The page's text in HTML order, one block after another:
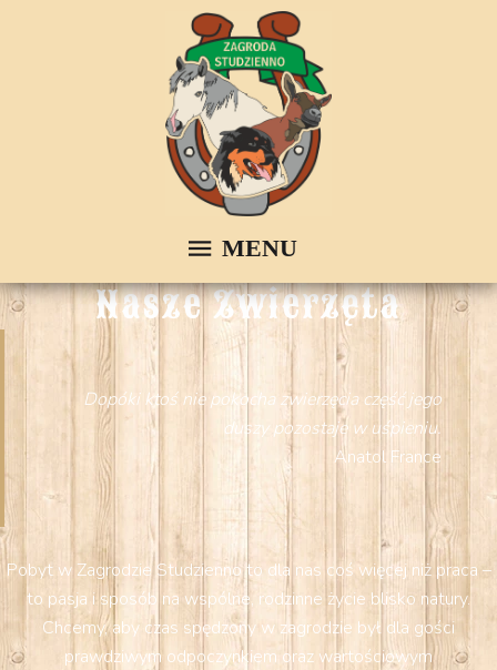
Nasze Zwierzęta
Dopóki ktoś nie pokocha zwierzęcia część jego
duszy pozostaje w uśpieniu.
Anatol France
Pobyt w Zagrodzie Studzienno to dla nas coś więcej niż praca –
to pasja i sposób na wspólne, rodzinne życie blisko natury.
Chcemy, aby czas spędzony w zagrodzie był dla gości
prawdziwym odpoczynkiem oraz wartościowym